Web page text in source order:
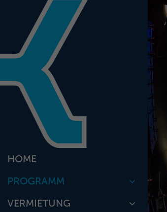
HOME
PROGRAMM
VERMIETUNG